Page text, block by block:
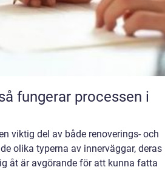
viktig del av både renoverings- och
olika typerna av innerväggar, deras
åt är avgörande för att kunna fatta